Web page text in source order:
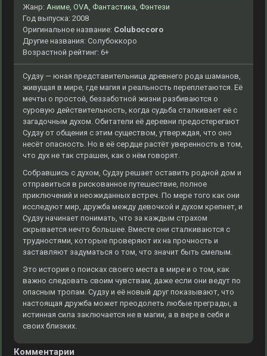
Жанр: Аниме, OVA, Фантастика, Фэнтези
Год выпуска: 2008
Оригинальное название: Coluboccoro
Другие названия: Солубоккоро
Возрастной рейтинг: 6+
Судзу — юная представительница древнего рода шаманов,
живущая в мире, где магия и реальность переплетаются. Её
мечты о простой, беззаботной жизни разбиваются о
суровую действительность, когда судьба сталкивает её с
загадочным духом. Обитатели её деревни предостерегают
Судзу от общения с этим существом, утверждая, что оно
несёт опасность. Но в её сердце растёт уверенность в том,
что дух не так страшен, как о нём говорят.
Собравшись с духом, Судзу решает оставить родной дом и
отправиться в рискованное путешествие, полное
приключений и неожиданных встреч. По мере того как они
исследуют мир, дружба между девочкой и духом крепнет, и
Судзу начинает понимать, что за каждым страхом
скрывается нечто большее. Вместе они сталкиваются с
трудностями, которые проверяют их на прочность и
заставляют задуматься о том, что значит быть смелым.
Это история о поисках своего места в мире и о том, как
важно следовать своим чувствам, даже если они ведут по
опасным тропам. Судзу и её новый друг показывают, что
настоящая дружба может преодолеть любые преграды, а
истинная сила заключается не в магии, а в вере в себя и
своих близких.
Комментарии